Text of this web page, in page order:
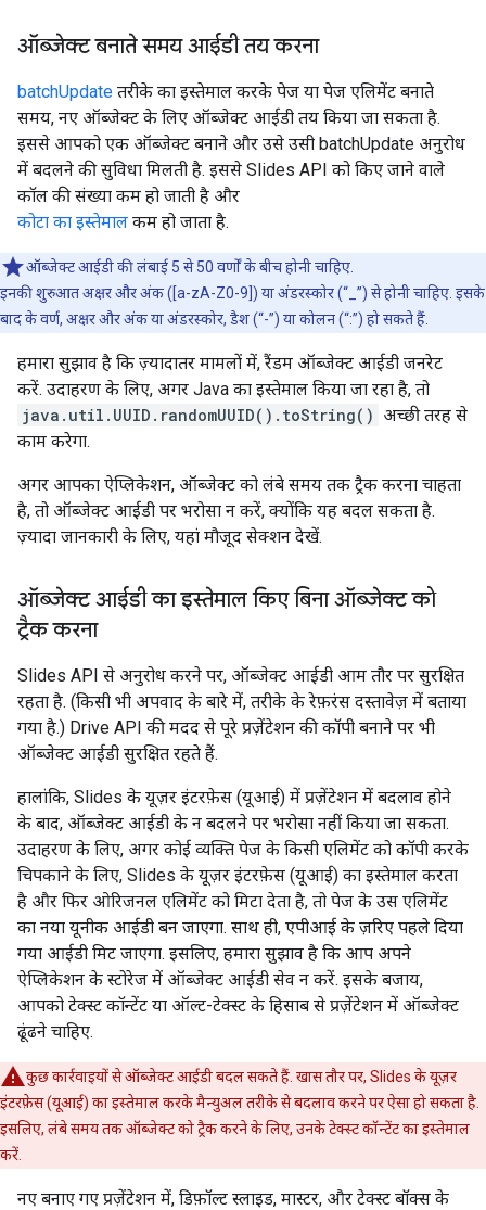
ऑब्जेक्ट बनाते समय आईडी तय करना
batchUpdate तरीके का इस्तेमाल करके पेज या पेज एलिमेंट बनाते
समय, नए ऑब्जेक्ट के लिए ऑब्जेक्ट आईडी तय किया जा सकता है.
इससे आपको एक ऑब्जेक्ट बनाने और उसे उसी batchUpdate अनुरोध
में बदलने की सुविधा मिलती है. इससे Slides API को किए जाने वाले
कॉल की संख्या कम हो जाती है और
कोटा का इस्तेमाल कम हो जाता है.
ऑब्जेक्ट आईडी की लंबाई 5 से 50 वर्णों के बीच होनी चाहिए.
इनकी शुरुआत अक्षर और अंक ([a-zA-Z0-9]) या अंडरस्कोर (“_”) से होनी चाहिए. इसके
बाद के वर्ण, अक्षर और अंक या अंडरस्कोर, डैश (“-”) या कोलन (“:”) हो सकते हैं.
हमारा सुझाव है कि ज़्यादातर मामलों में, रैंडम ऑब्जेक्ट आईडी जनरेट
करें. उदाहरण के लिए, अगर Java का इस्तेमाल किया जा रहा है, तो
java.util.UUID.randomUUID().toString() अच्छी तरह से
काम करेगा.
अगर आपका ऐप्लिकेशन, ऑब्जेक्ट को लंबे समय तक ट्रैक करना चाहता
है, तो ऑब्जेक्ट आईडी पर भरोसा न करें, क्योंकि यह बदल सकता है.
ज़्यादा जानकारी के लिए, यहां मौजूद सेक्शन देखें.
ऑब्जेक्ट आईडी का इस्तेमाल किए बिना ऑब्जेक्ट को
ट्रैक करना
Slides API से अनुरोध करने पर, ऑब्जेक्ट आईडी आम तौर पर सुरक्षित
रहता है. (किसी भी अपवाद के बारे में, तरीके के रेफ़रंस दस्तावेज़ में बताया
गया है.) Drive API की मदद से पूरे प्रज़ेंटेशन की कॉपी बनाने पर भी
ऑब्जेक्ट आईडी सुरक्षित रहते हैं.
हालांकि, Slides के यूज़र इंटरफ़ेस (यूआई) में प्रज़ेंटेशन में बदलाव होने
के बाद, ऑब्जेक्ट आईडी के न बदलने पर भरोसा नहीं किया जा सकता.
उदाहरण के लिए, अगर कोई व्यक्ति पेज के किसी एलिमेंट को कॉपी करके
चिपकाने के लिए, Slides के यूज़र इंटरफ़ेस (यूआई) का इस्तेमाल करता
है और फिर ओरिजनल एलिमेंट को मिटा देता है, तो पेज के उस एलिमेंट
का नया यूनीक आईडी बन जाएगा. साथ ही, एपीआई के ज़रिए पहले दिया
गया आईडी मिट जाएगा. इसलिए, हमारा सुझाव है कि आप अपने
ऐप्लिकेशन के स्टोरेज में ऑब्जेक्ट आईडी सेव न करें. इसके बजाय,
आपको टेक्स्ट कॉन्टेंट या ऑल्ट-टेक्स्ट के हिसाब से प्रज़ेंटेशन में ऑब्जेक्ट
ढूंढने चाहिए.
कुछ कार्रवाइयों से ऑब्जेक्ट आईडी बदल सकते हैं. खास तौर पर, Slides के यूज़र
इंटरफ़ेस (यूआई) का इस्तेमाल करके मैन्युअल तरीके से बदलाव करने पर ऐसा हो सकता है.
इसलिए, लंबे समय तक ऑब्जेक्ट को ट्रैक करने के लिए, उनके टेक्स्ट कॉन्टेंट का इस्तेमाल
करें.
नए बनाए गए प्रज़ेंटेशन में, डिफ़ॉल्ट स्लाइड, मास्टर, और टेक्स्ट बॉक्स के